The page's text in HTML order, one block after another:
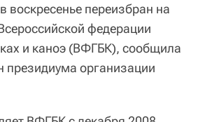
воскресенье переизбран на
федерации
и каноэ (ВФГБК), сообщила
президиума организации